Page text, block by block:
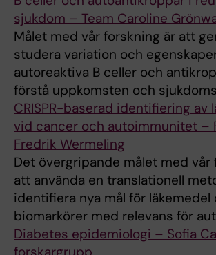
sjukdom – Team Caroline
Målet med vår forskning är att
studera variation och
autoreaktiva B celler och
förstå uppkomsten och
CRISPR-baserad identifiering av
vid cancer och autoimmunitet –
Fredrik Wermeling
Det övergripande målet med vår
att använda en translationell
identifiera nya mål för läkemedel
biomarkörer med relevans för
Diabetes epidemiologi – Sofia